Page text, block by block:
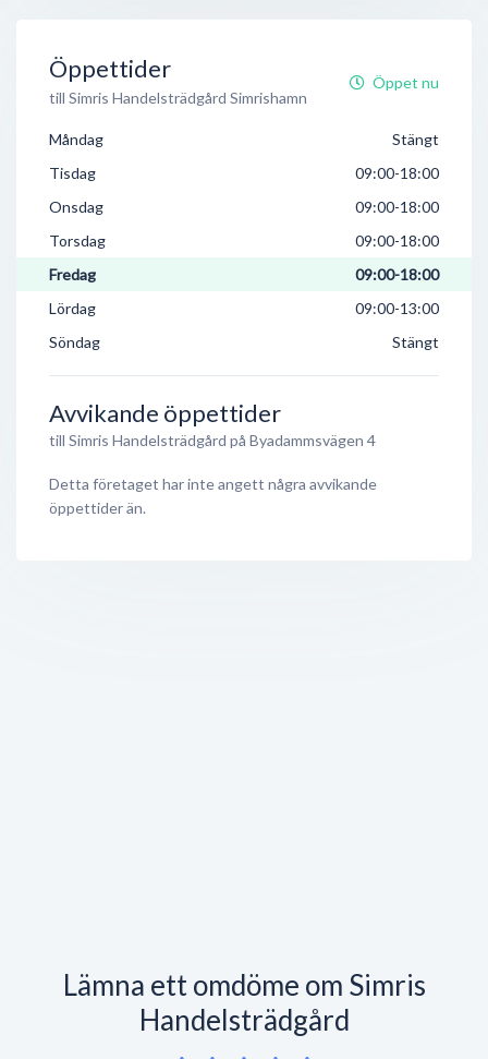
Öppettider
till Simris Handelsträdgård Simrishamn
Öppet nu
Måndag
Stängt
Tisdag
09:00-18:00
Onsdag
09:00-18:00
Torsdag
09:00-18:00
Fredag
09:00-18:00
Lördag
09:00-13:00
Söndag
Stängt
Avvikande öppettider
till Simris Handelsträdgård på Byadammsvägen 4
Detta företaget har inte angett några avvikande
öppettider än.
Lämna ett omdöme om Simris
Handelsträdgård